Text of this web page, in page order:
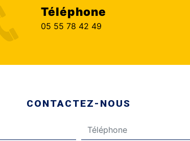
Téléphone
05 55 78 42 49
CONTACTEZ-NOUS